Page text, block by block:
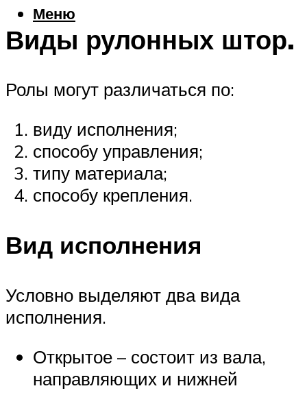
Меню
Виды рулонных штор.
Ролы могут различаться по:
виду исполнения;
способу управления;
типу материала;
способу крепления.
Вид исполнения
Условно выделяют два вида
исполнения.
Открытое – состоит из вала,
направляющих и нижней